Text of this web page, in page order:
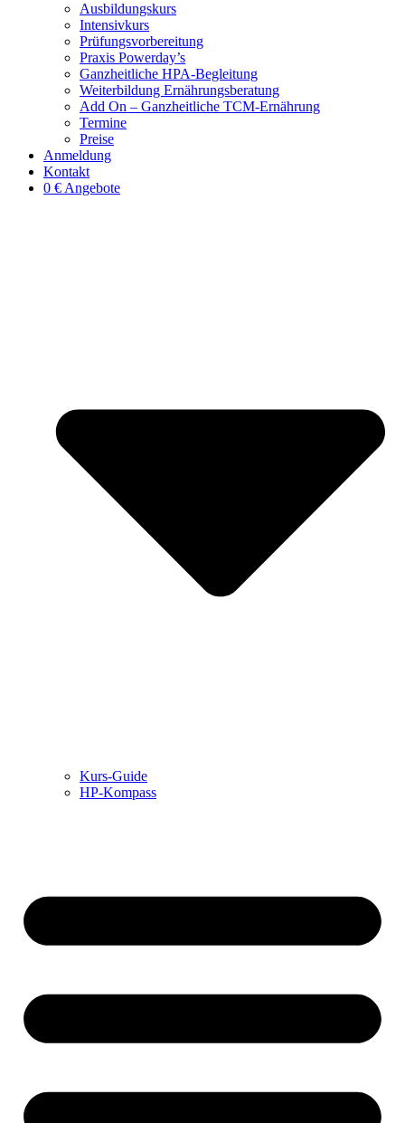
Ausbildungskurs
Intensivkurs
Prüfungsvorbereitung
Praxis Powerday’s
Ganzheitliche HPA-Begleitung
Weiterbildung Ernährungsberatung
Add On – Ganzheitliche TCM-Ernährung
Termine
Preise
Anmeldung
Kontakt
0 € Angebote
Kurs-Guide
HP-Kompass